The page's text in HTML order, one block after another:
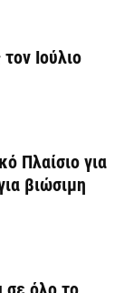
Ιούλιο
Πλαίσιο για
βιώσιμη